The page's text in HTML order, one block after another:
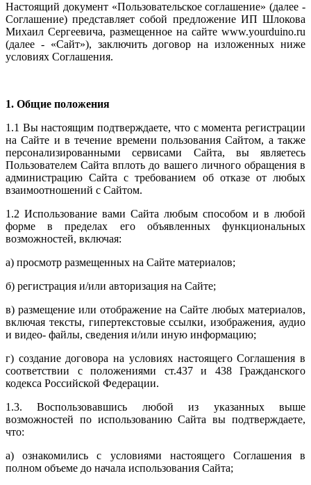
Настоящий документ «Пользовательское соглашение» (далее -
Соглашение) представляет собой предложение ИП Шлокова
Михаил Сергеевича, размещенное на сайте www.yourduino.ru
(далее - «Сайт»), заключить договор на изложенных ниже
условиях Соглашения.
1. Общие положения
1.1 Вы настоящим подтверждаете, что с момента регистрации
на Сайте и в течение времени пользования Сайтом, а также
персонализированными сервисами Сайта, вы являетесь
Пользователем Сайта вплоть до вашего личного обращения в
администрацию Сайта с требованием об отказе от любых
взаимоотношений с Сайтом.
1.2 Использование вами Сайта любым способом и в любой
форме в пределах его объявленных функциональных
возможностей, включая:
а) просмотр размещенных на Сайте материалов;
б) регистрация и/или авторизация на Сайте;
в) размещение или отображение на Сайте любых материалов,
включая тексты, гипертекстовые ссылки, изображения, аудио
и видео- файлы, сведения и/или иную информацию;
г) создание договора на условиях настоящего Соглашения в
соответствии с положениями ст.437 и 438 Гражданского
кодекса Российской Федерации.
1.3. Воспользовавшись любой из указанных выше
возможностей по использованию Сайта вы подтверждаете,
что:
а) ознакомились с условиями настоящего Соглашения в
полном объеме до начала использования Сайта;